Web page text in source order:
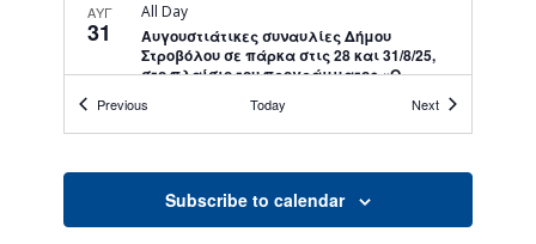
ΑΥΓ
31
Αυγουστιάτικες συναυλίες Δήμου
Στροβόλου σε πάρκα στις 28 και 31/8/25,
στο πλαίσιο του προγράμματος «Ο
All Day
4
Κύπρος – Ταξίδι στην παράδοσή μας, από
19:30
Previous Today NextEvents
Subscribe to calendar